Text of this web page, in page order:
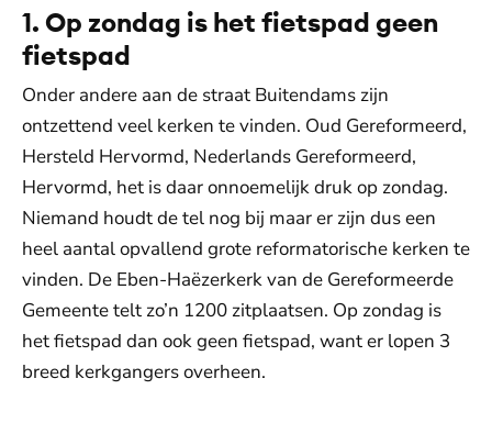
1. Op zondag is het fietspad geen
fietspad
Onder andere aan de straat Buitendams zijn
ontzettend veel kerken te vinden. Oud Gereformeerd,
Hersteld Hervormd, Nederlands Gereformeerd,
Hervormd, het is daar onnoemelijk druk op zondag.
Niemand houdt de tel nog bij maar er zijn dus een
heel aantal opvallend grote reformatorische kerken te
vinden. De Eben-Haëzerkerk van de Gereformeerde
Gemeente telt zo’n 1200 zitplaatsen. Op zondag is
het fietspad dan ook geen fietspad, want er lopen 3
breed kerkgangers overheen.